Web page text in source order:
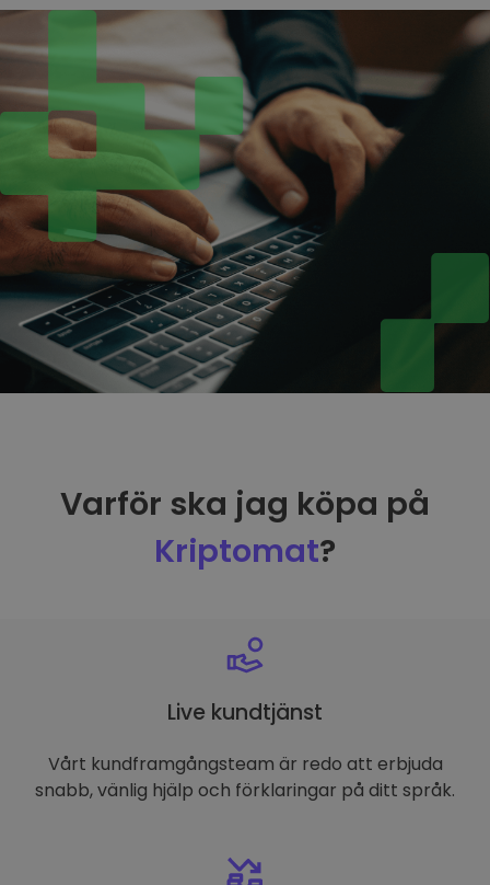
Varför ska jag köpa på
Kriptomat?
Live kundtjänst
Vårt kundframgångsteam är redo att erbjuda
snabb, vänlig hjälp och förklaringar på ditt språk.